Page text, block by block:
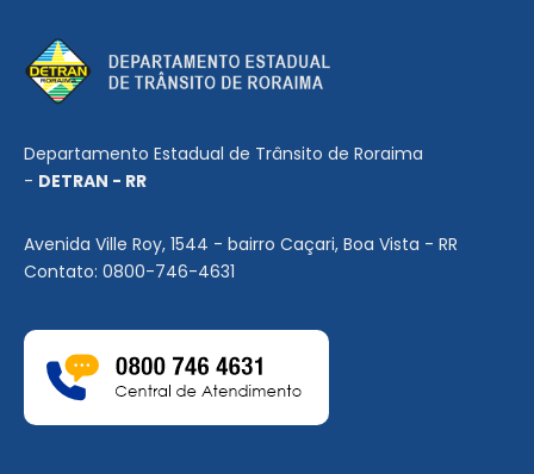
Departamento Estadual de Trânsito de Roraima
- DETRAN - RR
Avenida Ville Roy, 1544 - bairro Caçari, Boa Vista - RR
Contato: 0800-746-4631